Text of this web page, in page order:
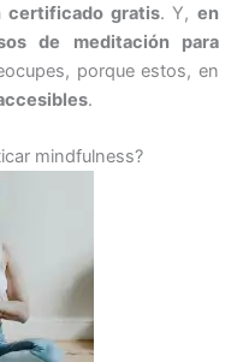
certificado gratis. Y, en
de meditación para
porque estos, en
.
mindfulness?